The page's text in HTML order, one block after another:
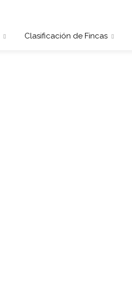
Clasificación de Fincas